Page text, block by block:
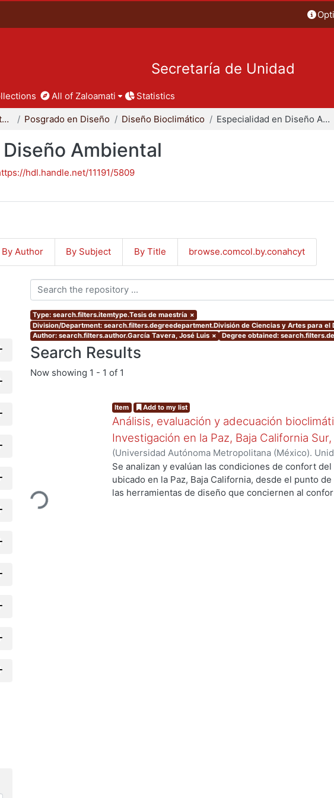
Secretaría de Unidad
All of Zaloamati Statistics
División de Ciencias y Artes para el Diseño Posgrado en Diseño Diseño Bioclimático Especialidad en Diseño Ambiental
Ambiental
hdl.handle.net/11191/5809
By Author By Subject By Title browse.comcol.by.conahcyt
Type: search.filters.itemtype.Tesis de maestría ×
Division/Department: search.filters.degreedepartment.División de Ciencias y Artes para el
Author: search.filters.author.García Tavera, José Luis × Degree obtained:
Search Results
Now showing 1 - 1 of 1
Loading...
Item Add to my list
Análisis, evaluación y adecuación
Investigación en la Paz, Baja California
(Universidad Autónoma Metropolitana (México).
de Servicios de Información.,1999-12 )García
Se analizan y evalúan las condiciones de confort
ubicado en la Paz, Baja California, desde el punto
las herramientas de diseño que conciernen al